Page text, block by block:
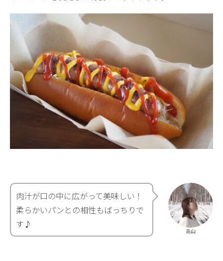
高山
肉汁が口の中に広がって美味しい！
柔らかいパンとの相性もばっちりで
す♪